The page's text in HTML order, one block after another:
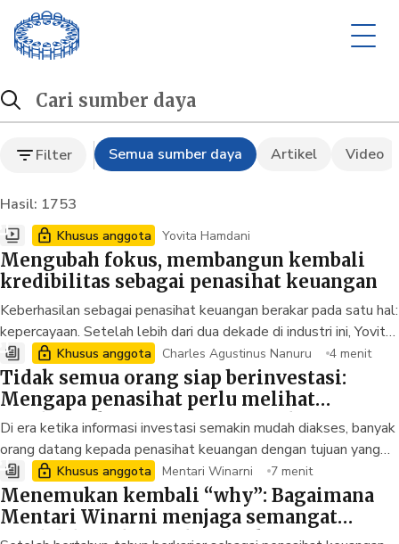
Hasil Pencarian
Cari sumber daya
Filter Semua sumber daya Artikel Video
Hasil: 1753
Khusus anggota Yovita Hamdani
Mengubah fokus, membangun kembali
kredibilitas sebagai penasihat keuangan
Keberhasilan sebagai penasihatkeuangan berakarpada satu hal:
kepercayaan. Setelah lebih dari dua dekade di industri ini,Yovita
Hamdanikembalifokusmendampinginasabahsecaralangsung
danmembangunkembali kebiasaan dasar sebagai penasihat
keuangan.Melaluikonsistensi ,integritas, dankemauan
belajar percaya jangka
mindset adalah fondasi untuk membantu nasabah mengambil
keputusanfinansialdenganlebih yakin.
Khusus anggota Charles Agustinus Nanuru 4 menit
Tidak semua orang siap berinvestasi:
Mengapa penasihat perlu melihat
gambaran keuangan secara utuh
Di era ketika informasi investasi semakin mudah diakses, banyak
orang datang kepada penasihat keuangan dengan tujuan yang
sangat spesifik: mencari cara untuk mengembangkan aset dan
mencapai target keuangan lebih cepat. Namun bagi Charles
Agustinus Nanuru, yang telah delapan kali meraih kualifikasi
sebagai anggota MDRT secara berturut-turut, pertanyaan yang
Khusus anggota Mentari Winarni 7 menit
Menemukan kembali “why”: Bagaimana
Mentari Winarni menjaga semangat
setelah bertahun-tahun berkarier